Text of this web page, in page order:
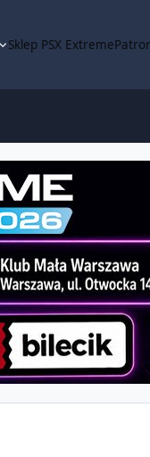
Sklep PSX Extreme